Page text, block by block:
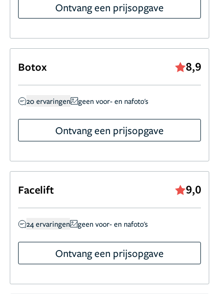
Ontvang een prijsopgave
Botox 8,9
20 ervaringen geen voor- en nafoto's
Ontvang een prijsopgave
Facelift 9,0
24 ervaringen geen voor- en nafoto's
Ontvang een prijsopgave